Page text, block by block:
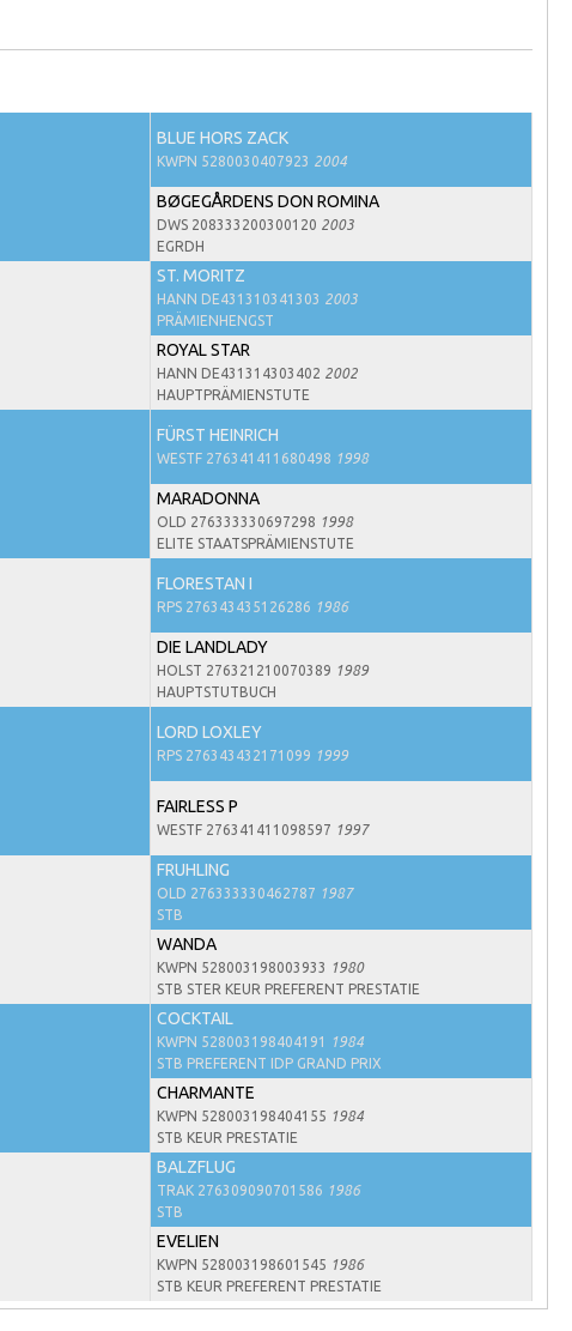
BLUE HORS ZACK
KWPN 5280030407923 2004
BØGEGÅRDENS DON ROMINA
DWS 208333200300120 2003
EGRDH
ST. MORITZ
HANN DE431310341303 2003
PRÄMIENHENGST
ROYAL STAR
HANN DE431314303402 2002
HAUPTPRÄMIENSTUTE
FÜRST HEINRICH
WESTF 276341411680498 1998
MARADONNA
OLD 276333330697298 1998
ELITE STAATSPRÄMIENSTUTE
FLORESTAN I
RPS 276343435126286 1986
DIE LANDLADY
HOLST 276321210070389 1989
HAUPTSTUTBUCH
LORD LOXLEY
RPS 276343432171099 1999
FAIRLESS P
WESTF 276341411098597 1997
FRUHLING
OLD 276333330462787 1987
STB
WANDA
KWPN 528003198003933
1980
STB STER KEUR PREFERENT PRESTATIE
COCKTAIL
KWPN 528003198404191
1984
STB PREFERENT IDP GRAND PRIX
CHARMANTE
KWPN 528003198404155 1984
STB KEUR PRESTATIE
BALZFLUG
TRAK 276309090701586 1986
STB
EVELIEN
KWPN 528003198601545 1986
STB KEUR PREFERENT PRESTATIE